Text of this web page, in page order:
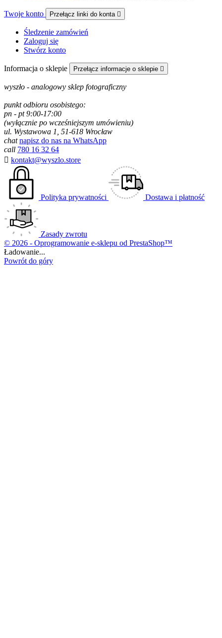
Twoje konto Przełącz linki do konta 
Śledzenie zamówień
Zaloguj się
Stwórz konto
Informacja o sklepie Przełącz informacje o sklepie 
wyszło - analogowy sklep fotograficzny
punkt odbioru osobistego:
pn - pt 9:00-17:00
(wyłącznie po wcześniejszym umówieniu)
ul. Wystawowa 1, 51-618 Wrocław
chat napisz do nas na WhatsApp
call 780 16 32 64
 kontakt@wyszlo.store
Polityka prywatności Dostawa i płatność
Zasady zwrotu
© 2026 - Oprogramowanie e-sklepu od PrestaShop™
Ładowanie...
Powrót do góry